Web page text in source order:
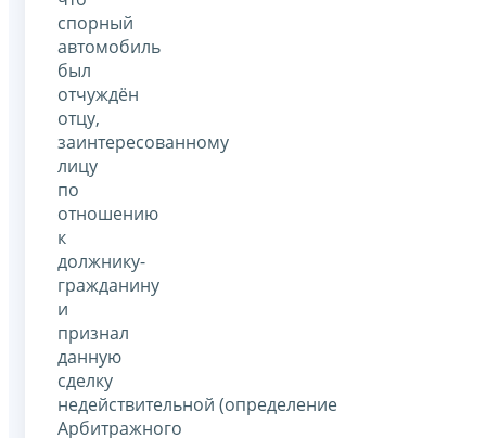
спорный
автомобиль
был
отчуждён
отцу,
заинтересованному
лицу
по
отношению
к
должнику-
гражданину
и
признал
данную
сделку
недействительной (определение
Арбитражного